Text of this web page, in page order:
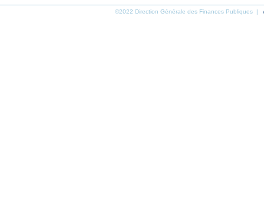
©2022 Direction Générale des Finances Publiques |